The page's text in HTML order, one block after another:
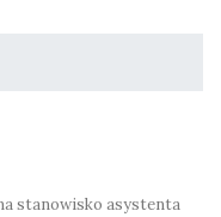
stanowisko asystenta